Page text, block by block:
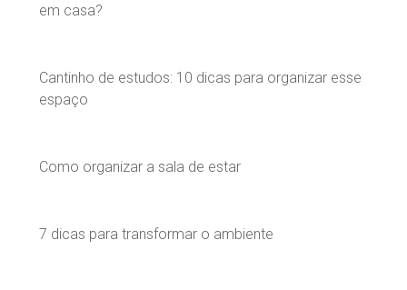
em casa?
Cantinho de estudos: 10 dicas para organizar esse
espaço
Como organizar a sala de estar
7 dicas para transformar o ambiente